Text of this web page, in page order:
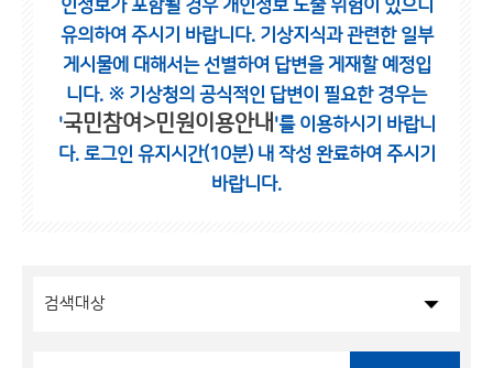
인정보가 포함될 경우 개인정보 노출 위험이 있으니
유의하여 주시기 바랍니다. 기상지식과 관련한 일부
게시물에 대해서는 선별하여 답변을 게재할 예정입
니다. ※ 기상청의 공식적인 답변이 필요한 경우는
'국민참여>민원이용안내 '를 이용하시기 바랍니
다. 로그인 유지시간(10분) 내 작성 완료하여 주시기
바랍니다.